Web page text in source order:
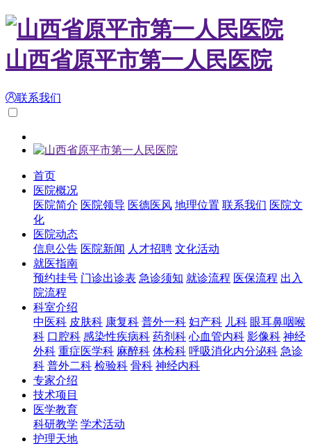
山西省原平市第一人民医院
联系我们
首页
医院概况
医院简介 医院领导 医德医风 地理位置 联系我们 医院文
化
医院动态
信息公告 医院新闻 人才招聘 文化活动
就医指南
预约挂号 门诊出诊表 急诊须知 就诊流程 医保流程 出入
院流程
科室介绍
中医科 皮肤科 康复科 普外一科 妇产科 儿科 眼耳鼻咽喉
科 口腔科 感染性疾病科 药剂科 心血管内科 影像科 神经
外科 重症医学科 麻醉科 体检科 呼吸消化内分泌科 急诊
科 普外二科 检验科 骨科 神经内科
专家介绍
技术项目
医学教育
科研教学 学术活动
护理天地